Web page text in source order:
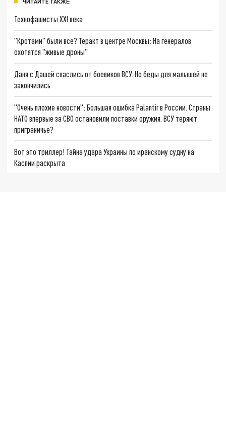
Технофашисты XXI века
"Кротами" были все? Теракт в центре Москвы: На генералов
охотятся "живые дроны"
Даня с Дашей спаслись от боевиков ВСУ. Но беды для малышей не
закончились
"Очень плохие новости": Большая ошибка Palantir в России. Страны
НАТО впервые за СВО остановили поставки оружия. ВСУ теряют
приграничье?
Вот это триллер! Тайна удара Украины по иранскому судну на
Каспии раскрыта